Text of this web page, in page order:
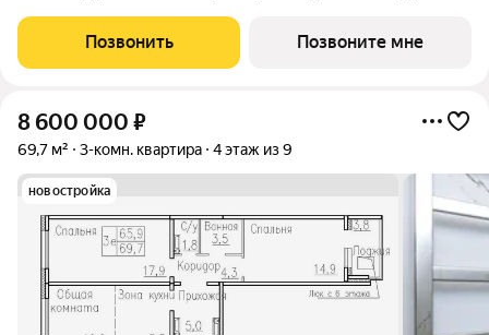
Фламинго, ул.Венская, д. 8.Расположение дома предоставляет
отличную возможность
Позвонить Позвоните мне
8 600 000 ₽
69,7 м² 3-комн. квартира 4 этаж из 9
новостройка